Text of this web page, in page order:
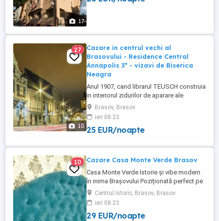
17
10
27
Cazare in centrul vechi al
Brasovului - Residence Central
Annapolis 3* - vizavi de Biserica
Neagra
Anul 1907, cand librarul TEUSCH construia
in interiorul zidurilor de aparare ale
Brasovului (Kronstadt, Brasso) pe strada
Targul Cailor (actualul Gheorghe Baritiu)
intr-un autentic stil Art Nouveau
(Jugendstil) vila care astazi se numeste
ajutat de fiicele ...
Brasov, Brasov
ieri 08:23
25 EUR/noapte
10 Cazare Casa Monte Verde Brasov
Casa Monte Verde Istorie și vibe modern
în inima Brașovului Poziționată perfect pe
Strada Nicolae Bălcescu nr. 26, Casa
Monte Verde îți oferă combinația ideală
între farmecul istoric și confortul modern,
chiar în centrul Brașovului. Un loc plin de
Centrul Istoric, Brasov, Brasov
ieri 08:23
29 EUR/noapte